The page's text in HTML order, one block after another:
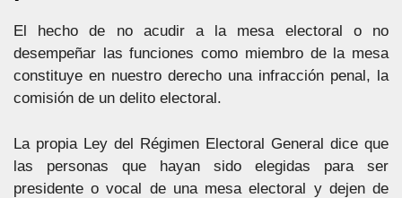
El hecho de no acudir a la mesa electoral o no
desempeñar las funciones como miembro de la mesa
constituye en nuestro derecho una infracción penal, la
comisión de un delito electoral.
La propia Ley del Régimen Electoral General dice que
las personas que hayan sido elegidas para ser
presidente o vocal de una mesa electoral y dejen de